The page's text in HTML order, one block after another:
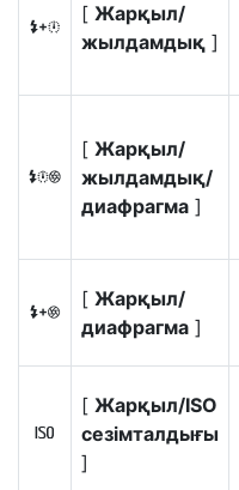
F
[ Жарқыл/
жылдамдық ]
G
[ Жарқыл/
жылдамдық/
диафрагма ]
H
[ Жарқыл/
диафрагма ]
9
[ Жарқыл/ISO
сезімталдығы
]